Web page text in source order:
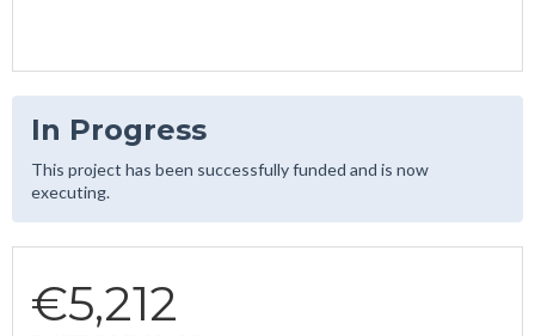
In Progress
This project has been successfully funded and is now
executing.
€5,212